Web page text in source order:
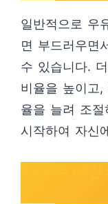
일반적으로 우
면 부드러우면
수 있습니다.
비율을 높이고
율을 늘려 조절
시작하여 자신